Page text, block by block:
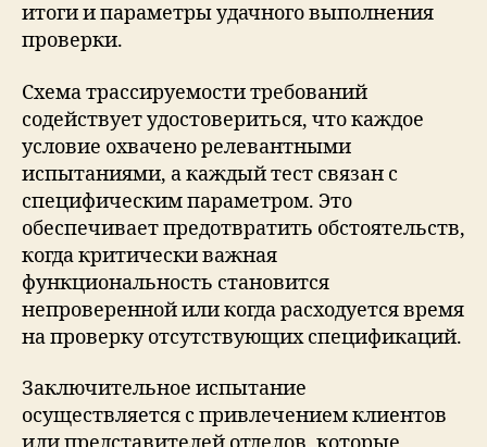
итоги и параметры удачного выполнения
проверки.
Схема трассируемости требований
содействует удостовериться, что каждое
условие охвачено релевантными
испытаниями, а каждый тест связан с
специфическим параметром. Это
обеспечивает предотвратить обстоятельств,
когда критически важная
функциональность становится
непроверенной или когда расходуется время
на проверку отсутствующих спецификаций.
Заключительное испытание
осуществляется с привлечением клиентов